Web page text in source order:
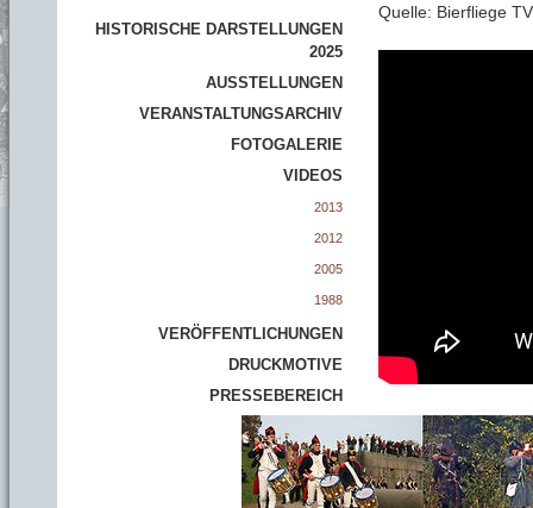
HISTORISCHE DARSTELLUNGEN
2025
AUSSTELLUNGEN
VERANSTALTUNGSARCHIV
FOTOGALERIE
VIDEOS
2013
2012
2005
1988
VERÖFFENTLICHUNGEN
DRUCKMOTIVE
PRESSEBEREICH
Quelle: Bierfliege